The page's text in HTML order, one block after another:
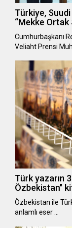
Türkiye,
“Mekke Ortak
Cumhurbaşkanı
Veliaht Prensi
Türk yazarın
Özbekistan"
Özbekistan ile
anlamlı eser …